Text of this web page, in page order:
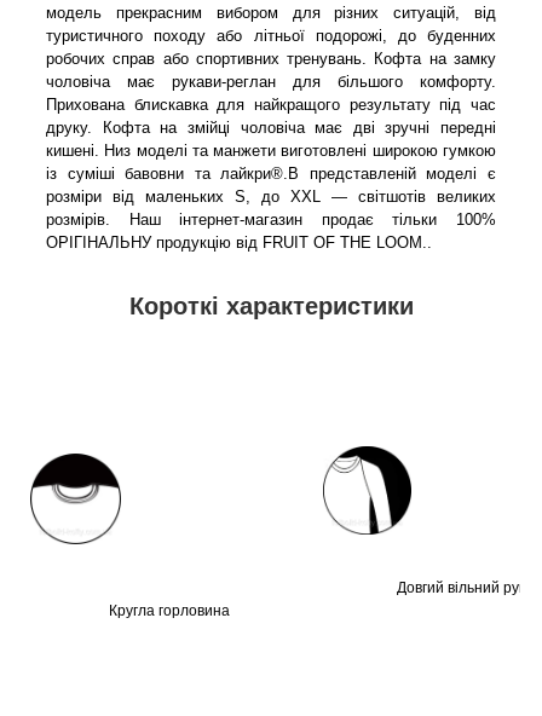
модель прекрасним вибором для різних ситуацій, від
туристичного походу або літньої подорожі, до буденних
робочих справ або спортивних тренувань. Кофта на замку
чоловіча має рукави-реглан для більшого комфорту.
Прихована блискавка для найкращого результату під час
друку. Кофта на змійці чоловіча має дві зручні передні
кишені. Низ моделі та манжети виготовлені широкою гумкою
із суміші бавовни та лайкри®.В представленій моделі є
розміри від маленьких S, до XXL — світшотів великих
розмірів. Наш інтернет-магазин продає тільки 100%
ОРІГІНАЛЬНУ продукцію від FRUIT OF THE LOOM.
Короткі характеристики
Кругла горловина
Довгий вільний